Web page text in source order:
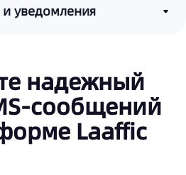
уведомления
надежный
сообщений
Laaffic